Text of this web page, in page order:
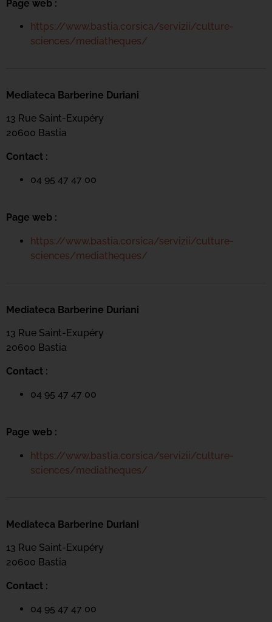
Page web :
https://www.bastia.corsica/servizii/culture-
sciences/mediatheques/
Mediateca Barberine Duriani
13 Rue Saint-Exupéry
20600 Bastia
Contact :
04 95 47 47 00
Page web :
https://www.bastia.corsica/servizii/culture-
sciences/mediatheques/
Mediateca Barberine Duriani
13 Rue Saint-Exupéry
20600 Bastia
Contact :
04 95 47 47 00
Page web :
https://www.bastia.corsica/servizii/culture-
sciences/mediatheques/
Mediateca Barberine Duriani
13 Rue Saint-Exupéry
20600 Bastia
Contact :
04 95 47 47 00